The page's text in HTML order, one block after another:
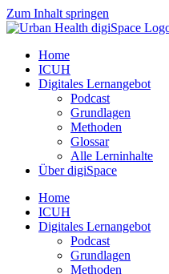
Zum Inhalt springen
Home
ICUH
Digitales Lernangebot
Podcast
Grundlagen
Methoden
Glossar
Alle Lerninhalte
Über digiSpace
Home
ICUH
Digitales Lernangebot
Podcast
Grundlagen
Methoden